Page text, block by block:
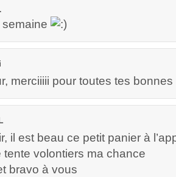
merciiiii pour toutes tes
il est beau ce petit panier à
tente volontiers ma chance
bravo à vous